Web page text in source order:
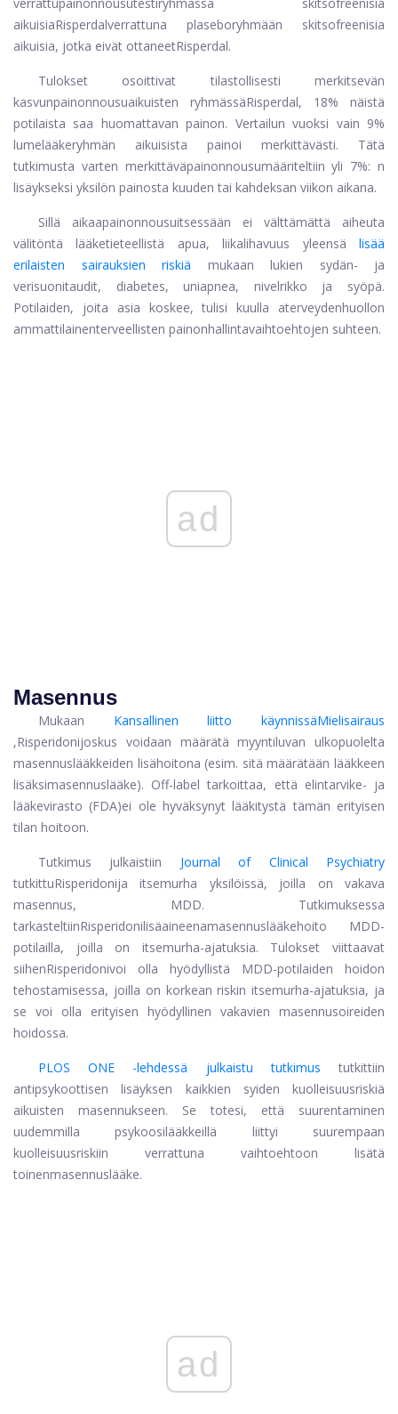
aikuisiaRisperdalverrattuna plaseboryhmään skitsofreenisia
aikuisia, jotka eivät ottaneetRisperdal.
Tulokset osoittivat tilastollisesti merkitsevän
kasvunpainonnousuaikuisten ryhmässäRisperdal, 18% näistä
potilaista saa huomattavan painon. Vertailun vuoksi vain 9%
lumelääkeryhmän aikuisista painoi merkittävästi. Tätä
tutkimusta varten merkittäväpainonnousumääriteltiin yli 7%: n
lisäykseksi yksilön painosta kuuden tai kahdeksan viikon aikana.
Sillä aikaapainonnousuitsessään ei välttämättä aiheuta
välitöntä lääketieteellistä apua, liikalihavuus yleensä
lisää
erilaisten sairauksien riskiä
mukaan lukien sydän- ja
verisuonitaudit, diabetes, uniapnea, nivelrikko ja syöpä.
Potilaiden, joita asia koskee, tulisi kuulla aterveydenhuollon
ammattilainenterveellisten painonhallintavaihtoehtojen suhteen.
ad
Masennus
Mukaan Kansallinen liitto käynnissäMielisairaus
,Risperidonijoskus voidaan määrätä myyntiluvan ulkopuolelta
masennuslääkkeiden lisähoitona (esim. sitä määrätään lääkkeen
lisäksimasennuslääke). Off-label tarkoittaa, että elintarvike- ja
lääkevirasto (FDA)ei ole hyväksynyt lääkitystä tämän erityisen
tilan hoitoon.
Tutkimus julkaistiin
Journal of Clinical Psychiatry
tutkittuRisperidonija itsemurha yksilöissä, joilla on vakava
masennus, MDD. Tutkimuksessa
tarkasteltiinRisperidonilisäaineenamasennuslääkehoito MDD-
potilailla, joilla on itsemurha-ajatuksia. Tulokset viittaavat
siihenRisperidonivoi olla hyödyllistä MDD-potilaiden hoidon
tehostamisessa, joilla on korkean riskin itsemurha-ajatuksia, ja
se voi olla erityisen hyödyllinen vakavien masennusoireiden
hoidossa.
PLOS ONE -lehdessä julkaistu tutkimus
tutkittiin
antipsykoottisen lisäyksen kaikkien syiden kuolleisuusriskiä
aikuisten masennukseen. Se totesi, että suurentaminen
uudemmilla psykoosilääkkeillä liittyi suurempaan
kuolleisuusriskiin verrattuna vaihtoehtoon lisätä
toinenmasennuslääke.
ad